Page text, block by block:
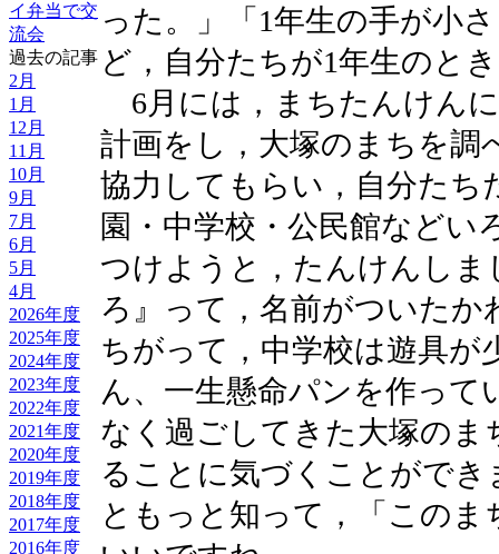
イ弁当で交
流会
過去の記事
2月
1月
12月
11月
10月
9月
7月
6月
5月
4月
2026年度
2025年度
2024年度
2023年度
2022年度
2021年度
2020年度
2019年度
2018年度
2017年度
2016年度
った。」「1年生の手が小
ど，自分たちが1年生のと
6月には，まちたんけん
計画をし，大塚のまちを調
協力してもらい，自分たち
園・中学校・公民館など
つけようと，たんけんし
ろ』って，名前がついた
ちがって，中学校は遊具が
ん、一生懸命パンを作って
なく過ごしてきた大塚の
ることに気づくことがで
ともっと知って，「この